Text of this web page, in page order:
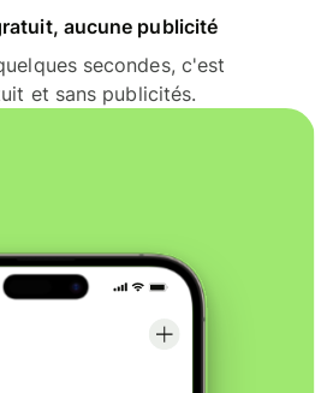
aucune publicité
secondes, c'est
et sans publicités.